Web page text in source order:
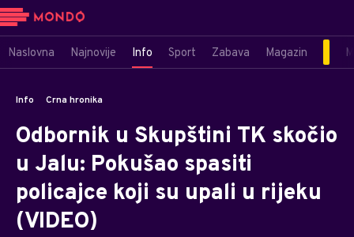
Naslovna Najnovije Info Sport Zabava Magazin
Info Crna hronika
Odbornik u Skupštini TK skočio
u Jalu: Pokušao spasiti
policajce koji su upali u rijeku
(VIDEO)